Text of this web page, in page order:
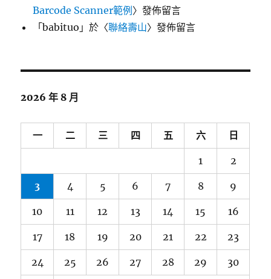
Barcode Scanner範例 〉發佈留言
「babituo 」於〈聯絡壽山〉發佈留言
2026 年 8 月
一 二 三 四 五 六 日
1 2
3 4 5 6 7 8 9
10 11 12 13 14 15 16
17 18 19 20 21 22 23
24 25 26 27 28 29 30